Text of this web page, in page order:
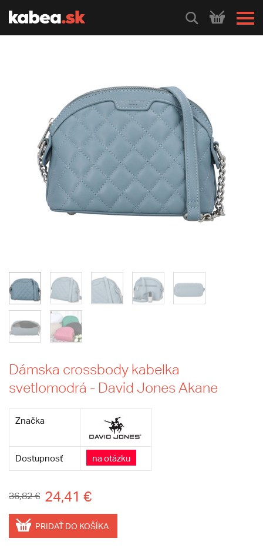
HLEDEJ
Dámska crossbody kabelka
svetlomodrá - David Jones Akane
Značka
Dostupnosť na otázku
36,82 € 24,41 €
PRIDAŤ DO KOŠÍKA